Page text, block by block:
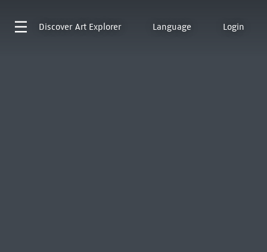
Discover Art Explorer Language Login